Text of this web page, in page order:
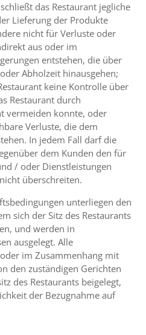
das Restaurant jegliche
Lieferung der Produkte
nicht für Verluste oder
aus oder im
entstehen, die über
Abholzeit hinausgehen;
keine Kontrolle über
Restaurant durch
vermeiden konnte, oder
Verluste, die dem
In jedem Fall darf die
dem Kunden den für
/ oder Dienstleistungen
überschreiten.
unterliegen den
sich der Sitz des Restaurants
und werden in
ausgelegt. Alle
im Zusammenhang mit
den zuständigen Gerichten
des Restaurants beigelegt,
der Bezugnahme auf